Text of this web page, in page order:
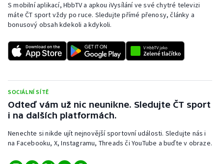
Veslování
Vodní slalom
Volejbal
S mobilní aplikací, HbbTV a apkou iVysílání ve své chytré televizi
máte ČT sport vždy po ruce. Sledujte přímé přenosy, články a
bonusový obsah kdekoli a kdykoli.
SOCIÁLNÍ SÍTĚ
Odteď vám už nic neunikne. Sledujte ČT sport
i na dalších platformách.
Nenechte si nikde ujít nejnovější sportovní události. Sledujte nás i
na Facebooku, X, Instagramu, Threads či YouTube a buďte v obraze.